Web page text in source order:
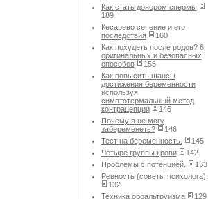
Как стать донором спермы
189
Кесарево сечение и его
последствия
160
Как похудеть после родов? 6
оригинальных и безопасных
способов
155
Как повысить шансы
достижения беременности
используя
симптотермальный метод
контрацепции
146
Почему я не могу
забеременеть?
146
Тест на беременность.
145
Четыре группы крови
142
Проблемы с потенцией.
133
Ревность (советы психолога).
132
Техника ороальтруизма
129